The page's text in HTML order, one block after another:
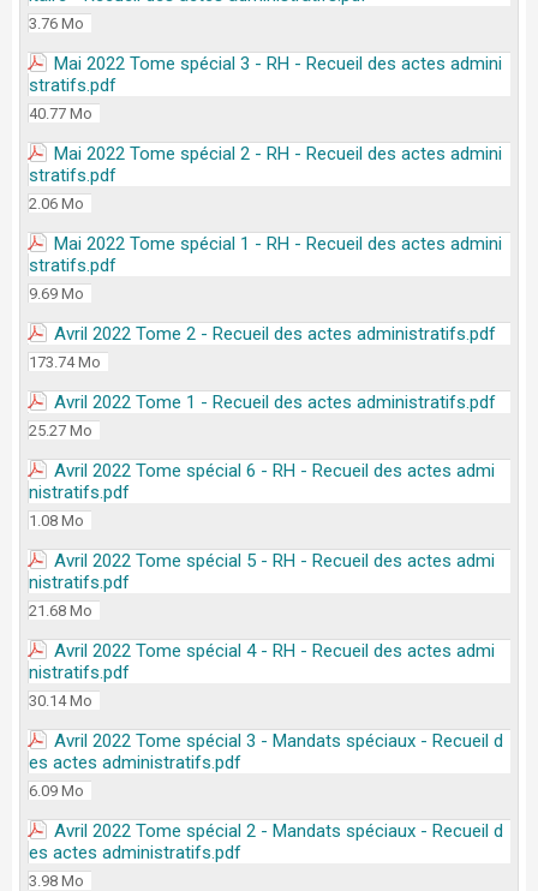
3.76 Mo
Mai 2022 Tome spécial 3 - RH - Recueil des actes admini
stratifs.pdf
40.77 Mo
Mai 2022 Tome spécial 2 - RH - Recueil des actes admini
stratifs.pdf
2.06 Mo
Mai 2022 Tome spécial 1 - RH - Recueil des actes admini
stratifs.pdf
9.69 Mo
Avril 2022 Tome 2 - Recueil des actes administratifs.pdf
173.74 Mo
Avril 2022 Tome 1 - Recueil des actes administratifs.pdf
25.27 Mo
Avril 2022 Tome spécial 6 - RH - Recueil des actes admi
nistratifs.pdf
1.08 Mo
Avril 2022 Tome spécial 5 - RH - Recueil des actes admi
nistratifs.pdf
21.68 Mo
Avril 2022 Tome spécial 4 - RH - Recueil des actes admi
nistratifs.pdf
30.14 Mo
Avril 2022 Tome spécial 3 - Mandats spéciaux - Recueil d
es actes administratifs.pdf
6.09 Mo
Avril 2022 Tome spécial 2 - Mandats spéciaux - Recueil d
es actes administratifs.pdf
3.98 Mo